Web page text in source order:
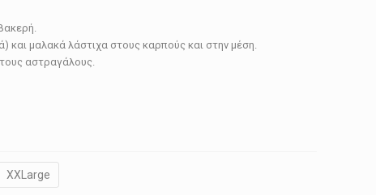
τρέχουσα
και μαλακά λάστιχα στους καρπούς και στην μέση.
αστραγάλους.
XXLarge